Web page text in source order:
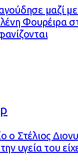
μαζί
Φουρέιρα
ο Στέλιος
υγεία του